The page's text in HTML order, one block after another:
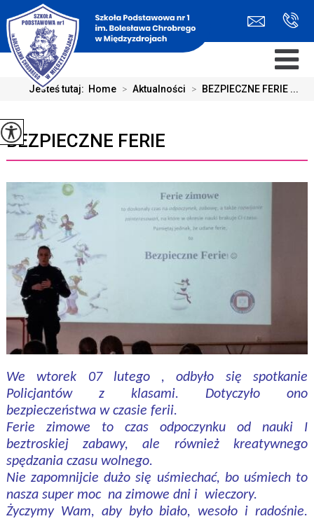
Jesteś tutaj: Home > Aktualności > BEZPIECZNE FERIE ...
BEZPIECZNE FERIE
We wtorek 07 lutego , odbyło się spotkanie
Policjantów z klasami. Dotyczyło ono
bezpieczeństwa w czasie ferii.
Ferie zimowe to czas odpoczynku od nauki I
beztroskiej zabawy, ale również kreatywnego
spędzania czasu wolnego.
Nie zapomnijcie dużo się uśmiechać, bo uśmiech to
nasza super moc na zimowe dni i wieczory.
Życzymy Wam, aby było biało, wesoło i radośnie.